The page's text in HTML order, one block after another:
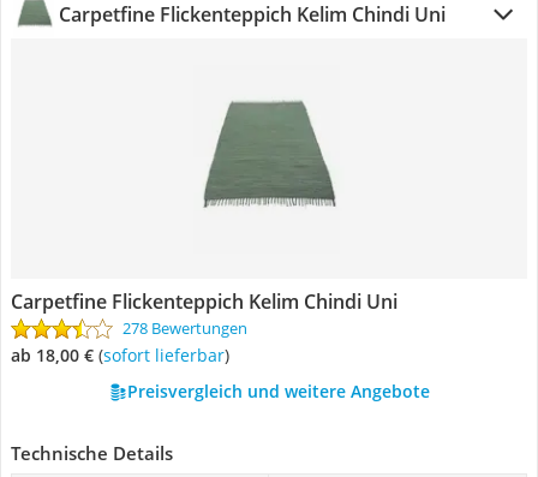
Carpetfine Flickenteppich Kelim Chindi Uni
Carpetfine Flickenteppich Kelim Chindi Uni
278 Bewertungen
ab 18,00 € ( Sofort lieferbar)
Preisvergleich und weitere Angebote
Technische Details